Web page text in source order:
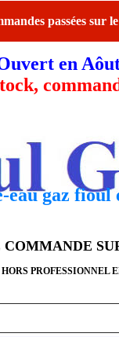
passées sur
en
eau gaz
PROFESSIONNEL